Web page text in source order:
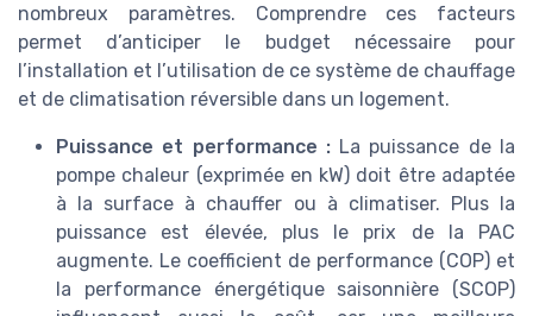
nombreux paramètres. Comprendre ces facteurs
permet d’anticiper le budget nécessaire pour
l’installation et l’utilisation de ce système de chauffage
et de climatisation réversible dans un logement.
Puissance et performance :La puissance de la
pompe chaleur (exprimée en kW) doit être adaptée
à la surface à chauffer ou à climatiser. Plus la
puissance est élevée, plus le prix de la PAC
augmente. Le coefficient de performance (COP) et
la performance énergétique saisonnière (SCOP)